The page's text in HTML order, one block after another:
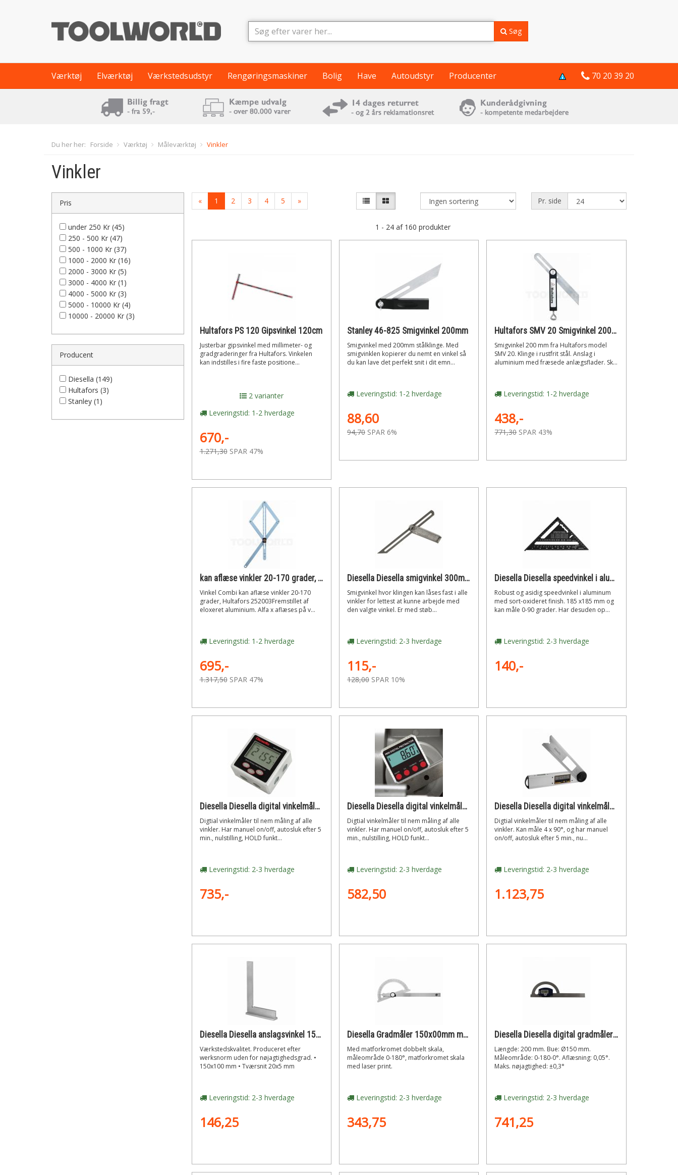
Søg
Værktøj Elværktøj Værkstedsudstyr Rengøringsmaskiner Bolig Have Autoudstyr Producenter 70 20 39 20
Du her her: Forside Værktøj Måleværktøj Vinkler
Vinkler
Pris
under 250 Kr (45)
250 - 500 Kr (47)
500 - 1000 Kr (37)
1000 - 2000 Kr (16)
2000 - 3000 Kr (5)
3000 - 4000 Kr (1)
4000 - 5000 Kr (3)
5000 - 10000 Kr (4)
10000 - 20000 Kr (3)
Producent
Diesella (149)
Hultafors (3)
Stanley (1)
« 1 2 3 4 5 » Pr. side
1 - 24 af 160 produkter
Hultafors PS 120 Gipsvinkel 120cm
Justerbar gipsvinkel med millimeter- og
gradgraderinger fra Hultafors. Vinkelen
kan indstilles i fire faste positione...
2 varianter
Leveringstid: 1-2 hverdage
670,-
1.271,30 SPAR 47%
Stanley 46-825 Smigvinkel 200mm
Smigvinkel med 200mm stålklinge. Med
smigvinklen kopierer du nemt en vinkel så
du kan lave det perfekt snit i dit emn...
Leveringstid: 1-2 hverdage
88,60
94,70 SPAR 6%
Hultafors SMV 20 Smigvinkel 200 mm
Smigvinkel 200 mm fra Hultafors model
SMV 20. Klinge i rustfrit stål. Anslag i
aluminium med fræsede anlægsflader. Sk...
Leveringstid: 1-2 hverdage
438,-
771,30 SPAR 43%
kan aflæse vinkler 20-170 grader, Hultafors 252003 Vinkel Combi
Vinkel Combi kan aflæse vinkler 20-170
grader, Hultafors 252003Fremstillet af
eloxeret aluminium. Alfa x aflæses på v...
Leveringstid: 1-2 hverdage
695,-
1.317,50 SPAR 47%
Diesella Diesella smigvinkel 300mm
Smigvinkel hvor klingen kan låses fast i alle
vinkler for lettest at kunne arbejde med
den valgte vinkel. Er med støb...
Leveringstid: 2-3 hverdage
115,-
128,00 SPAR 10%
Diesella Diesella speedvinkel i aluminum med sort-oxideret 185x185mm 0-90gr.
Robust og asidig speedvinkel i aluminum
med sort-oxideret finish. 185 x185 mm og
kan måle 0-90 grader. Har desuden op...
Leveringstid: 2-3 hverdage
140,-
Diesella Diesella digital vinkelmåler 4x90° med magnet på 3 sider ip54
Digtial vinkelmåler til nem måling af alle
vinkler. Har manuel on/off, autosluk efter 5
min., nulstilling, HOLD funkt...
Leveringstid: 2-3 hverdage
735,-
Diesella Diesella digital vinkelmåler 4x90° med magneter i bunden
Digtial vinkelmåler til nem måling af alle
vinkler. Har manuel on/off, autosluk efter 5
min., nulstilling, HOLD funkt...
Leveringstid: 2-3 hverdage
582,50
Diesella Diesella digital vinkelmåler 0-360° 230x230mm afl. 0,05°
Digtial vinkelmåler til nem måling af alle
vinkler. Kan måle 4 x 90°, og har manuel
on/off, autosluk efter 5 min., nu...
Leveringstid: 2-3 hverdage
1.123,75
Diesella Diesella anslagsvinkel 150x100mm (el galv.)
Værkstedskvalitet. Produceret efter
werksnorm uden for nøjagtighedsgrad. •
150x100 mm • Tværsnit 20x5 mm
Leveringstid: 2-3 hverdage
146,25
Diesella Gradmåler 150x00mm m/dobbel skala
Med matforkromet dobbelt skala,
måleområde 0-180°, matforkromet skala
med laser print.
Leveringstid: 2-3 hverdage
343,75
Diesella Diesella digital gradmåler 150x200mm aflæsing 0,05°
Længde: 200 mm. Bue: Ø150 mm.
Måleområde: 0-180-0°. Aflæsning: 0,05°.
Maks. nøjagtighed: ±0,3°
Leveringstid: 2-3 hverdage
741,25